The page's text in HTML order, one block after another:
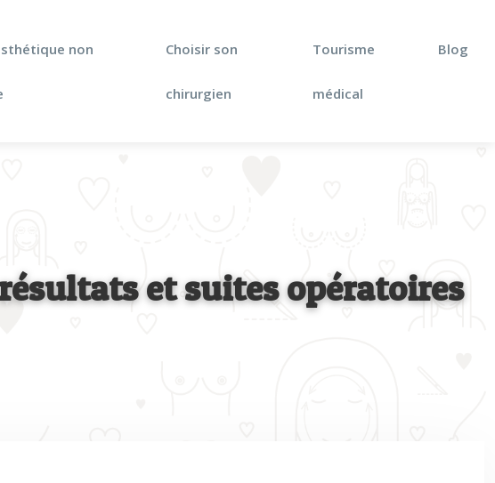
non Choisir son
chirurgien
Tourisme
médical
Blog
et suites opératoires